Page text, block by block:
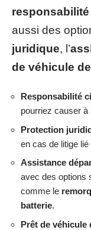
aussi des
juridique, l’
de véhicule
Responsabilité
pourriez causer à
Protection
en cas de litige
Assistance
avec des options
comme le
batterie.
Prêt de véhicule